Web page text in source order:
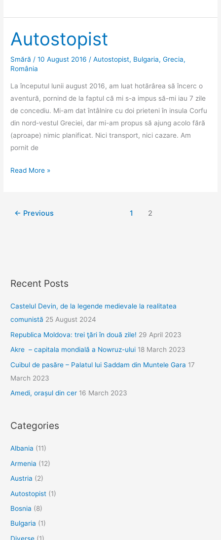
Ziua
Pella
Autostopist
Smără /10 August 2016 /Autostopist, Bulgaria,Grecia,
România
La începutul lunii august 2016, am luat hotărârea să încerc o
aventură, pornind de la faptul că mi s-a impus să-mi iau 7 zile
de concediu. Mi-am dat întâlnire cu doi prieteni în insula Corfu
din nord-vestul Greciei, dar mi-am propus să ajung acolo fără
(aproape) nimic planificat. Nici transport, nici cazare. Am
pornit de
Autostopist
Read More »
← Previous 1 2
Recent Posts
Castelul Devin, de la legende medievale la realitatea
comunistă 25 August 2024
Republica Moldova: trei ţări în două zile! 29 April 2023
Akre – capitala mondială a Nowruz-ului 18 March 2023
Cuibul de pasăre – Palatul lui Saddam din Muntele Gara 17
March 2023
Amedi, orașul din cer 16 March 2023
Categories
Albania (11)
Armenia (12)
Austria (2)
Autostopist (1)
Bosnia (8)
Bulgaria (1)